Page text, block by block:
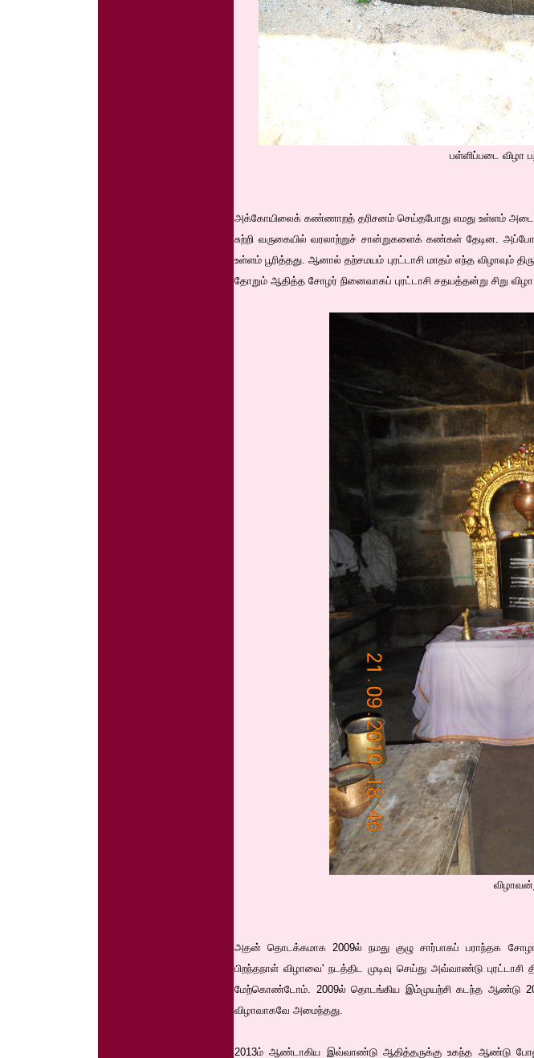
பள்ளிப்படை விழா
அக்கோயிலைக் கண்ணாறத் தரிசனம் செய்தபோது எமது உள்ளம்
சுற்றி வருகையில் வரலாற்றுச் சான்றுகளைக் கண்கள் தேடின.
உள்ளம் பூரித்தது. ஆனால் தற்சமயம் புரட்டாசி மாதம் எந்த
தோறும் ஆதித்த சோழர் நினைவாகப் புரட்டாசி சதயத்தன்று சிறு
அதன் தொடக்கமாக 2009ல் நமது குழு சார்பாகப் பராந்தக
பிறந்தநாள் விழாவை' நடத்திட முடிவு செய்து அவ்வாண்டு
மேற்கொண்டோம். 2009ல் தொடங்கிய இம்முயற்சி கடந்த ஆண்டு
விழாவாகவே அமைந்தது.
2013ம் ஆண்டாகிய இவ்வாண்டு ஆதித்தருக்கு உகந்த ஆண்டு